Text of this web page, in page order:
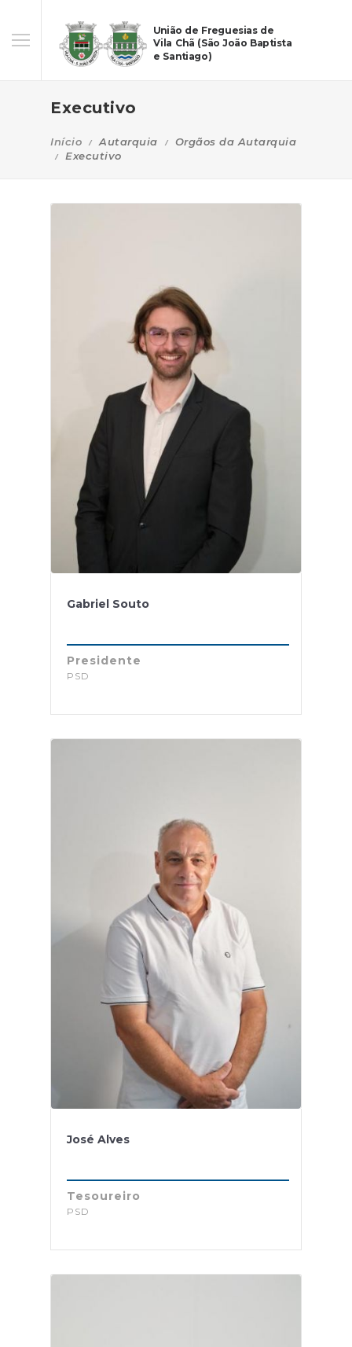
União de Freguesias de
Vila Chã (São João Baptista
e Santiago)
Executivo
Início Autarquia
Orgãos da Autarquia
Executivo
Gabriel Souto
Presidente
PSD
José Alves
Tesoureiro
PSD